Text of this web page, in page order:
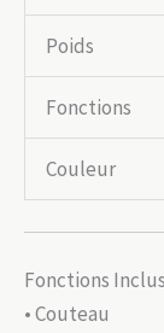
Poids
Fonctions
Couleur
Fonctions
• Couteau